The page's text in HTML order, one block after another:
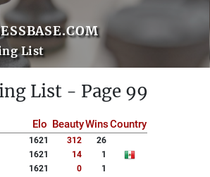
List
List - Page 99
Elo BeautyWinsCountry
1621 312
26
1621 14
1
1621 0
1